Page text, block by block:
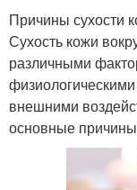
Причины сухости
Сухость кожи
различными
внешними
основные